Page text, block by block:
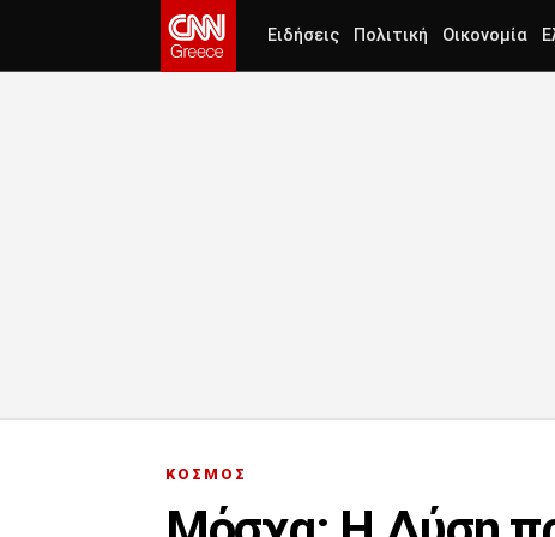
Ειδήσεις Πολιτική Οικονομία
ΚΟΣΜΟΣ